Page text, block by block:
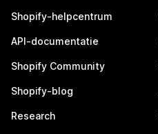
Shopify-helpcentrum
API-documentatie
Shopify Community
Shopify-blog
Research